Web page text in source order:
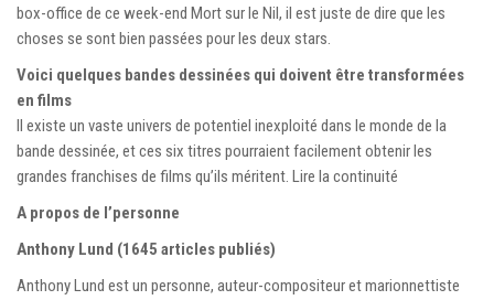
box-office de ce week-end Mort sur le Nil, il est juste de dire que les
choses se sont bien passées pour les deux stars.
Voici quelques bandes dessinées qui doivent être transformées
en films
Il existe un vaste univers de potentiel inexploité dans le monde de la
bande dessinée, et ces six titres pourraient facilement obtenir les
grandes franchises de films qu’ils méritent. Lire la continuité
A propos de l’personne
Anthony Lund (1645 articles publiés)
Anthony Lund est un personne, auteur-compositeur et marionnettiste